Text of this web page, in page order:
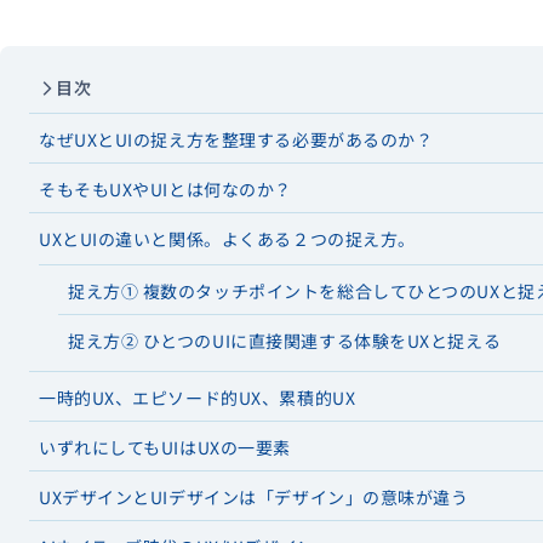
目次
なぜUXとUIの捉え方を整理する必要があるのか？
そもそもUXやUIとは何なのか？
UXとUIの違いと関係。よくある２つの捉え方。
捉え方① 複数のタッチポイントを総合してひとつのUXと捉
捉え方② ひとつのUIに直接関連する体験をUXと捉える
一時的UX、エピソード的UX、累積的UX
いずれにしてもUIはUXの一要素
UXデザインとUIデザインは「デザイン」の意味が違う